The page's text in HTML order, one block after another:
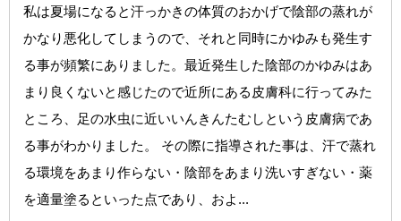
私は夏場になると汗っかきの体質のおかげで陰部の蒸れが
かなり悪化してしまうので、それと同時にかゆみも発生す
る事が頻繁にありました。最近発生した陰部のかゆみはあ
まり良くないと感じたので近所にある皮膚科に行ってみた
ところ、足の水虫に近いいんきんたむしという皮膚病であ
る事がわかりました。 その際に指導された事は、汗で蒸れ
る環境をあまり作らない・陰部をあまり洗いすぎない・薬
を適量塗るといった点であり、およ...